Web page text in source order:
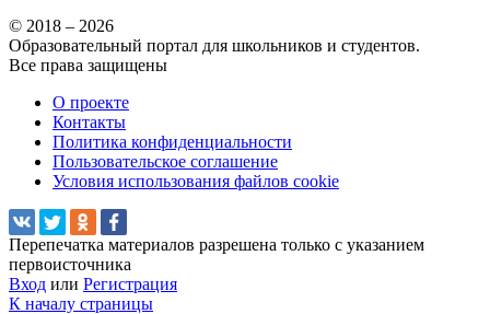
© 2018 – 2026
Образовательный портал для школьников и студентов.
Все права защищены
О проекте
Контакты
Политика конфиденциальности
Пользовательское соглашение
Условия использования файлов cookie
Перепечатка материалов разрешена только с указанием
первоисточника
Вход или Регистрация
К началу страницы